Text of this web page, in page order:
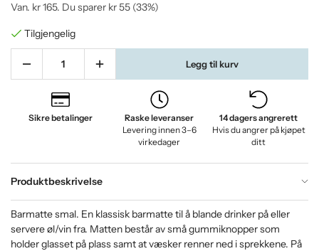
Van. kr 165. Du sparer kr 55 (33%)
Tilgjengelig
Legg til kurv
Sikre betalinger
Raske leveranser
Levering innen 3–6
virkedager
14 dagers angrerett
Hvis du angrer på kjøpet
ditt
Produktbeskrivelse
Barmatte smal. En klassisk barmatte til å blande drinker på eller
servere øl/vin fra. Matten består av små gummiknopper som
holder glasset på plass samt at væsker renner ned i sprekkene. På